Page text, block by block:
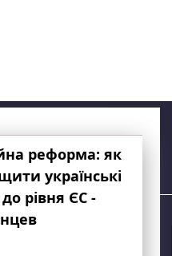
реформа: як
українські
до рівня ЄС -